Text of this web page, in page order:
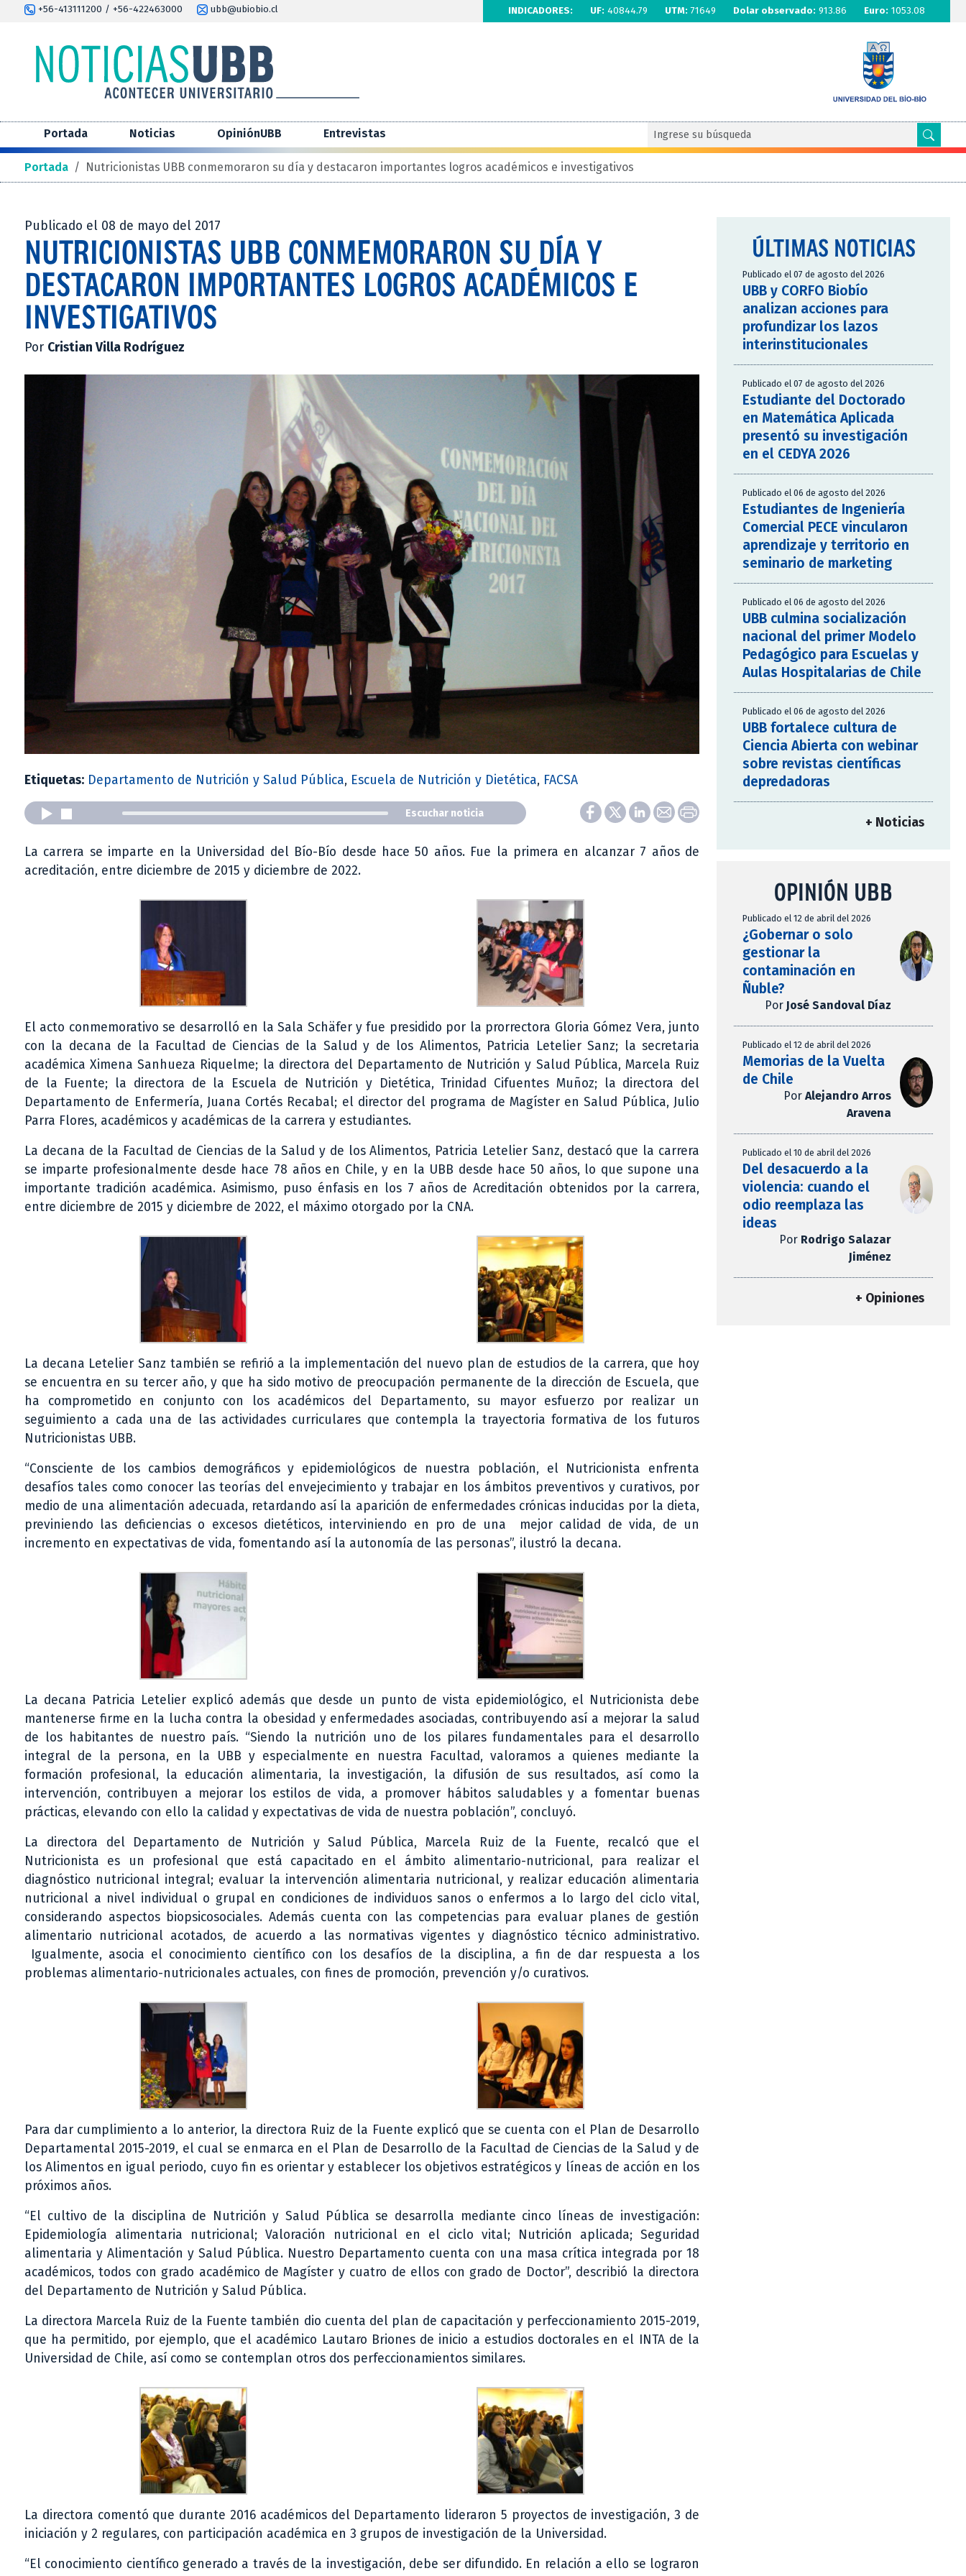
+56-413111200 / +56-422463000 ubb@ubiobio.cl INDICADORES: UF: 40844.79 UTM: 71649 Dolar observado: 913.86 Euro: 1053.08
Portada Noticias OpiniónUBB Entrevistas
Portada / Nutricionistas UBB conmemoraron su día y destacaron importantes logros académicos e investigativos
Publicado el 08 de mayo del 2017
NUTRICIONISTAS UBB CONMEMORARON SU DÍA Y
DESTACARON IMPORTANTES LOGROS ACADÉMICOS E
INVESTIGATIVOS
Por Cristian Villa Rodríguez
Etiquetas: Departamento de Nutrición y Salud Pública, Escuela de Nutrición y Dietética, FACSA
Escuchar noticia
La carrera se imparte en la Universidad del Bío-Bío desde hace 50 años. Fue la primera en alcanzar 7 años de
acreditación, entre diciembre de 2015 y diciembre de 2022.
El acto conmemorativo se desarrolló en la Sala Schäfer y fue presidido por la prorrectora Gloria Gómez Vera, junto
con la decana de la Facultad de Ciencias de la Salud y de los Alimentos, Patricia Letelier Sanz; la secretaria
académica Ximena Sanhueza Riquelme; la directora del Departamento de Nutrición y Salud Pública, Marcela Ruiz
de la Fuente; la directora de la Escuela de Nutrición y Dietética, Trinidad Cifuentes Muñoz; la directora del
Departamento de Enfermería, Juana Cortés Recabal; el director del programa de Magíster en Salud Pública, Julio
Parra Flores, académicos y académicas de la carrera y estudiantes.
La decana de la Facultad de Ciencias de la Salud y de los Alimentos, Patricia Letelier Sanz, destacó que la carrera
se imparte profesionalmente desde hace 78 años en Chile, y en la UBB desde hace 50 años, lo que supone una
importante tradición académica. Asimismo, puso énfasis en los 7 años de Acreditación obtenidos por la carrera,
entre diciembre de 2015 y diciembre de 2022, el máximo otorgado por la CNA.
La decana Letelier Sanz también se refirió a la implementación del nuevo plan de estudios de la carrera, que hoy
se encuentra en su tercer año, y que ha sido motivo de preocupación permanente de la dirección de Escuela, que
ha comprometido en conjunto con los académicos del Departamento, su mayor esfuerzo por realizar un
seguimiento a cada una de las actividades curriculares que contempla la trayectoria formativa de los futuros
Nutricionistas UBB.
“Consciente de los cambios demográficos y epidemiológicos de nuestra población, el Nutricionista enfrenta
desafíos tales como conocer las teorías del envejecimiento y trabajar en los ámbitos preventivos y curativos, por
medio de una alimentación adecuada, retardando así la aparición de enfermedades crónicas inducidas por la dieta,
previniendo las deficiencias o excesos dietéticos, interviniendo en pro de una mejor calidad de vida, de un
incremento en expectativas de vida, fomentando así la autonomía de las personas”, ilustró la decana.
La decana Patricia Letelier explicó además que desde un punto de vista epidemiológico, el Nutricionista debe
mantenerse firme en la lucha contra la obesidad y enfermedades asociadas, contribuyendo así a mejorar la salud
de los habitantes de nuestro país. “Siendo la nutrición uno de los pilares fundamentales para el desarrollo
integral de la persona, en la UBB y especialmente en nuestra Facultad, valoramos a quienes mediante la
formación profesional, la educación alimentaria, la investigación, la difusión de sus resultados, así como la
intervención, contribuyen a mejorar los estilos de vida, a promover hábitos saludables y a fomentar buenas
prácticas, elevando con ello la calidad y expectativas de vida de nuestra población”, concluyó.
La directora del Departamento de Nutrición y Salud Pública, Marcela Ruiz de la Fuente, recalcó que el
Nutricionista es un profesional que está capacitado en el ámbito alimentario-nutricional, para realizar el
diagnóstico nutricional integral; evaluar la intervención alimentaria nutricional, y realizar educación alimentaria
nutricional a nivel individual o grupal en condiciones de individuos sanos o enfermos a lo largo del ciclo vital,
considerando aspectos biopsicosociales. Además cuenta con las competencias para evaluar planes de gestión
alimentario nutricional acotados, de acuerdo a las normativas vigentes y diagnóstico técnico administrativo.
Igualmente, asocia el conocimiento científico con los desafíos de la disciplina, a fin de dar respuesta a los
problemas alimentario-nutricionales actuales, con fines de promoción, prevención y/o curativos.
Para dar cumplimiento a lo anterior, la directora Ruiz de la Fuente explicó que se cuenta con el Plan de Desarrollo
Departamental 2015-2019, el cual se enmarca en el Plan de Desarrollo de la Facultad de Ciencias de la Salud y de
los Alimentos en igual periodo, cuyo fin es orientar y establecer los objetivos estratégicos y líneas de acción en los
próximos años.
“El cultivo de la disciplina de Nutrición y Salud Pública se desarrolla mediante cinco líneas de investigación:
Epidemiología alimentaria nutricional; Valoración nutricional en el ciclo vital; Nutrición aplicada; Seguridad
alimentaria y Alimentación y Salud Pública. Nuestro Departamento cuenta con una masa crítica integrada por 18
académicos, todos con grado académico de Magíster y cuatro de ellos con grado de Doctor”, describió la directora
del Departamento de Nutrición y Salud Pública.
La directora Marcela Ruiz de la Fuente también dio cuenta del plan de capacitación y perfeccionamiento 2015-2019,
que ha permitido, por ejemplo, que el académico Lautaro Briones de inicio a estudios doctorales en el INTA de la
Universidad de Chile, así como se contemplan otros dos perfeccionamientos similares.
La directora comentó que durante 2016 académicos del Departamento lideraron 5 proyectos de investigación, 3 de
iniciación y 2 regulares, con participación académica en 3 grupos de investigación de la Universidad.
“El conocimiento científico generado a través de la investigación, debe ser difundido. En relación a ello se lograron
ÚLTIMAS NOTICIAS
Publicado el 07 de agosto del 2026
UBB y CORFO Biobío
analizan acciones para
profundizar los lazos
interinstitucionales
Publicado el 07 de agosto del 2026
Estudiante del Doctorado
en Matemática Aplicada
presentó su investigación
en el CEDYA 2026
Publicado el 06 de agosto del 2026
Estudiantes de Ingeniería
Comercial PECE vincularon
aprendizaje y territorio en
seminario de marketing
Publicado el 06 de agosto del 2026
UBB culmina socialización
nacional del primer Modelo
Pedagógico para Escuelas y
Aulas Hospitalarias de Chile
Publicado el 06 de agosto del 2026
UBB fortalece cultura de
Ciencia Abierta con webinar
sobre revistas científicas
depredadoras
+ Noticias
OPINIÓN UBB
Publicado el 12 de abril del 2026
¿Gobernar o solo
gestionar la
contaminación en
Ñuble?
Por José Sandoval Díaz
Publicado el 12 de abril del 2026
Memorias de la Vuelta
de Chile
Por Alejandro Arros
Aravena
Publicado el 10 de abril del 2026
Del desacuerdo a la
violencia: cuando el
odio reemplaza las
ideas
Por Rodrigo Salazar
Jiménez
+ Opiniones